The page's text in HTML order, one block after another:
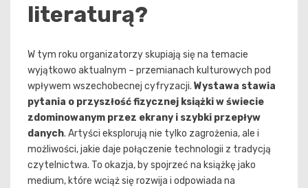
literaturą?
W tym roku organizatorzy skupiają się na temacie
wyjątkowo aktualnym – przemianach kulturowych pod
wpływem wszechobecnej cyfryzacji. Wystawa stawia
pytania o przyszłość fizycznej książki w świecie
zdominowanym przez ekrany i szybki przepływ
danych. Artyści eksplorują nie tylko zagrożenia, ale i
możliwości, jakie daje połączenie technologii z tradycją
czytelnictwa. To okazja, by spojrzeć na książkę jako
medium, które wciąż się rozwija i odpowiada na